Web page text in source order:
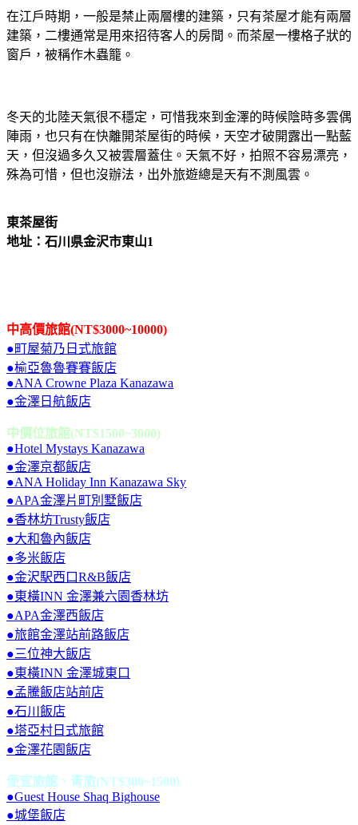
在江戶時期，一般是禁止兩層樓的建築，只有茶屋才能有兩層
建築，二樓通常是用來招待客人的房間。而茶屋一樓格子狀的
窗戶，被稱作木蟲籠。
冬天的北陸天氣很不穩定，可惜我來到金澤的時候陰時多雲偶
陣雨，也只有在快離開茶屋街的時候，天空才破開露出一點藍
天，但沒過多久又被雲層蓋住。天氣不好，拍照不容易漂亮，
殊為可惜，但也沒辦法，出外旅遊總是天有不測風雲。
東茶屋街
地址：石川県金沢市東山1
中高價旅館(NT$3000~10000)
●町屋菊乃日式旅館
●榆亞魯魯賽賽飯店
●ANA Crowne Plaza Kanazawa
●金澤日航飯店
中價位旅館(NT$1500~3000)
●Hotel Mystays Kanazawa
●金澤京都飯店
●ANA Holiday Inn Kanazawa Sky
●APA金澤片町別墅飯店
●香林坊Trusty飯店
●大和魯內飯店
●多米飯店
●金沢駅西口R&B飯店
●東橫INN 金澤兼六園香林坊
●APA金澤西飯店
●旅館金澤站前路飯店
●三位神大飯店
●東橫INN 金澤城東口
●孟騰飯店站前店
●石川飯店
●塔亞村日式旅館
●金澤花園飯店
便宜旅館、青旅(NT$300~1500)
●Guest House Shaq Bighouse
●城堡飯店